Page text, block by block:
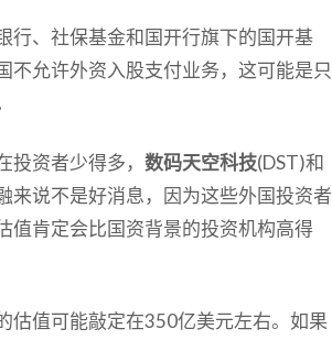
行、社保基金和国开行旗下的国开基
不允许外资入股支付业务，这可能是只
资者少得多， 数码天空科技(DST)和
来说不是好消息，因为这些外国投资者
值肯定会比国资背景的投资机构高得
估值可能敲定在350亿美元左右。如果